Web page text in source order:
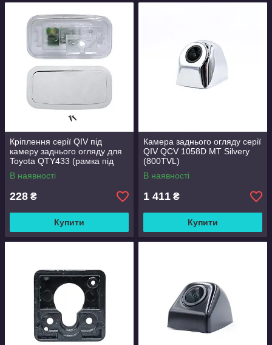
Кріплення серії QIV під
камеру заднього огляду для
Toyota QTY433 (рамка під
плафон)
В наявності
228 ₴
Купити
Камера заднього огляду серії
QIV QCV 1058D MT Silvery
(800TVL)
В наявності
1 411 ₴
Купити